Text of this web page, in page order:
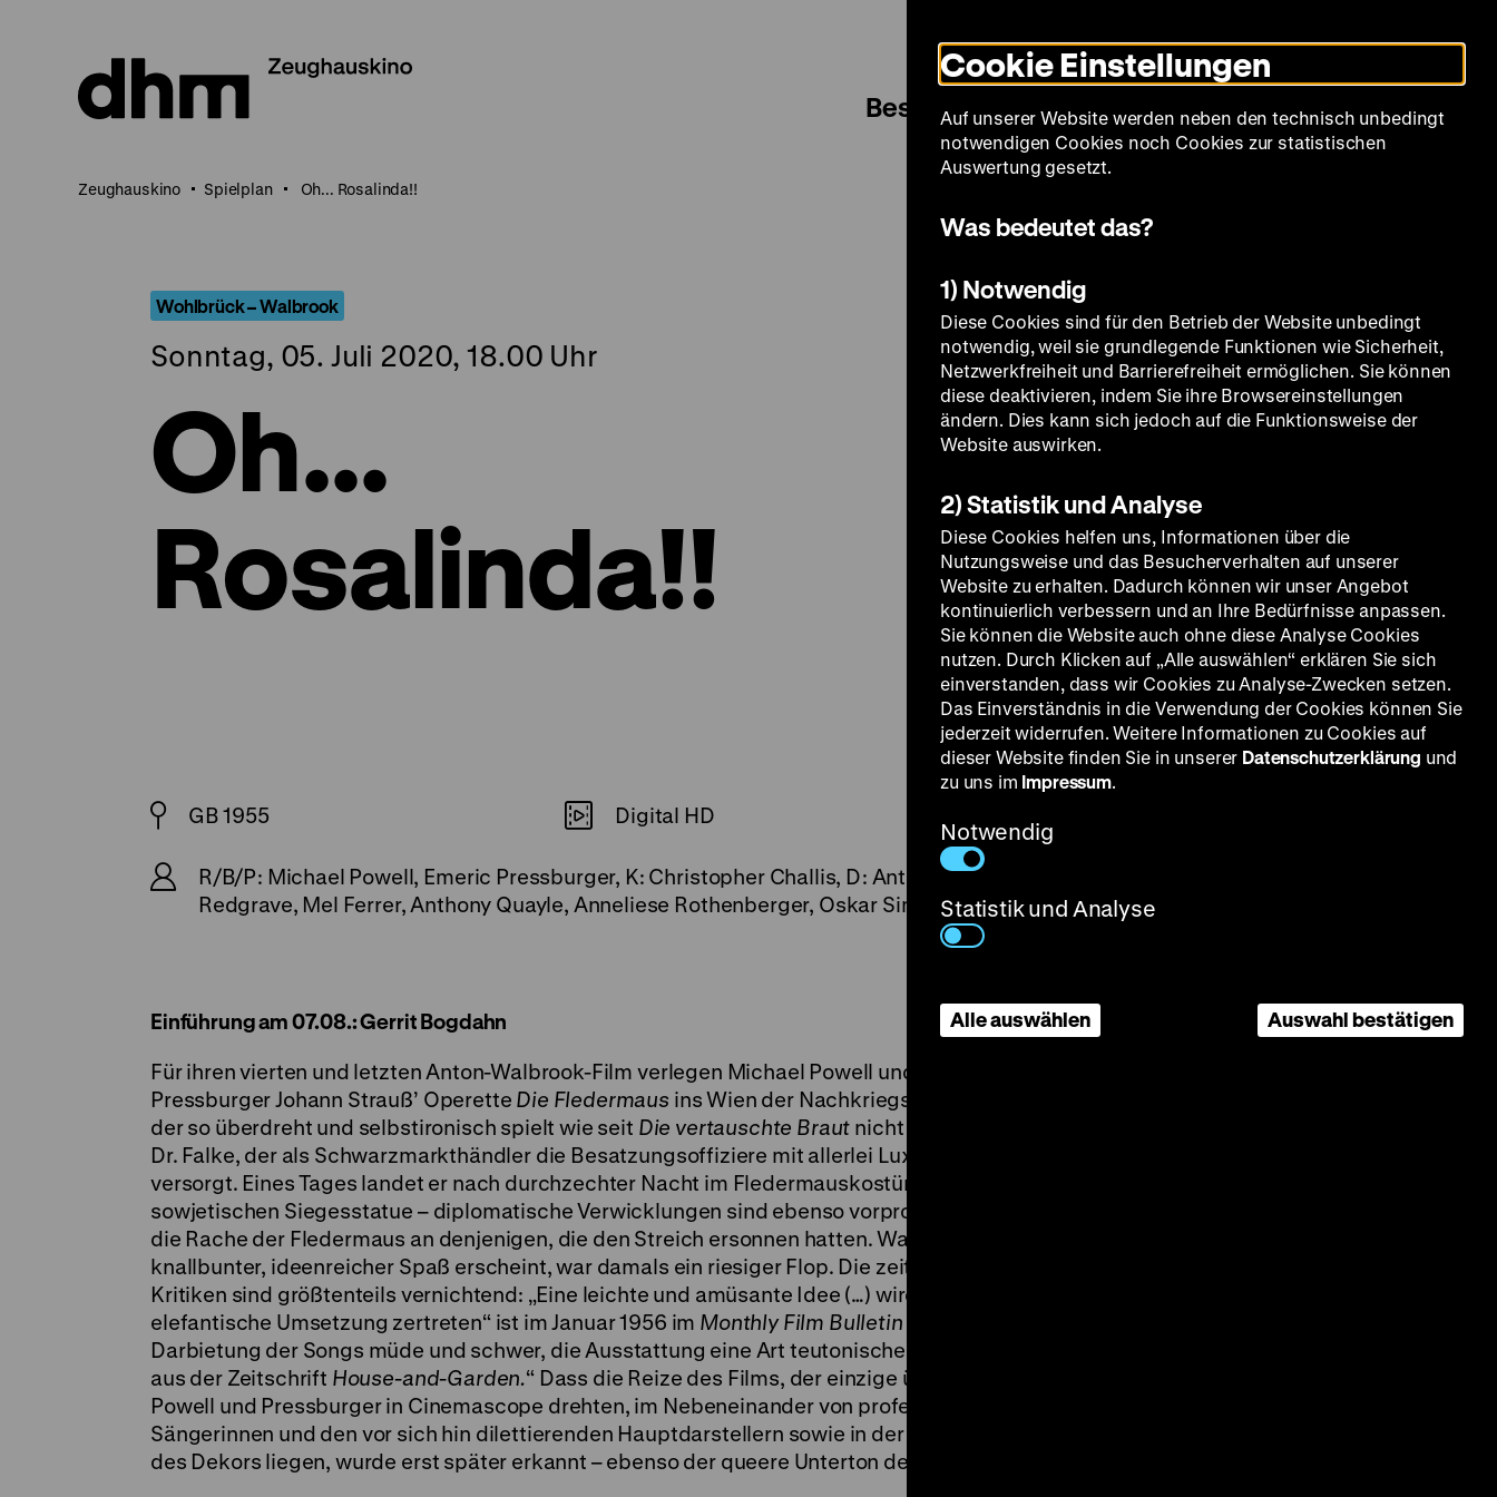
Seiteninhalt
springen
Modus
umschalten
Sprache
Besuch Spielplan Filmreihen Über uns
Zeughauskino Spielplan Oh... Rosalinda!!
Wohlbrück – Walbrook
Sonntag, 05. Juli 2020, 18.00 Uhr
Oh...
Rosalinda!!
GB 1955 Digital HD
R/B/P: Michael Powell, Emeric Pressburger, K: Christopher Challis, D: Anton Walbrook, Ludmilla Tchérina, Michael
Redgrave, Mel Ferrer, Anthony Quayle, Anneliese Rothenberger, Oskar Sima, 105'
Einführung am 07.08.: Gerrit Bogdahn
Für ihren vierten und letzten Anton-Walbrook-Film verlegen Michael Powell und Emeric
Pressburger Johann Strauß’ Operette Die Fledermaus ins Wien der Nachkriegszeit. Wohlbrück,
der so überdreht und selbstironisch spielt wie seit Die vertauschte Braut nicht mehr, ist
Dr. Falke, der als Schwarzmarkthändler die Besatzungsoffiziere mit allerlei Luxusgütern
versorgt. Eines Tages landet er nach durchzechter Nacht im Fledermauskostüm auf der
sowjetischen Siegesstatue – diplomatische Verwicklungen sind ebenso vorprogrammiert wie
die Rache der Fledermaus an denjenigen, die den Streich ersonnen hatten. Was heute wie ein
knallbunter, ideenreicher Spaß erscheint, war damals ein riesiger Flop. Die zeitgenössischen
Kritiken sind größtenteils vernichtend: „Eine leichte und amüsante Idee (…) wird durch
elefantische Umsetzung zertreten“ ist im Januar 1956 im Monthly Film Bulletin
Darbietung der Songs müde und schwer, die Ausstattung eine Art teutonisches Sammelalbum
aus der Zeitschrift House-and-Garden.“ Dass die Reize des Films, der einzige übrigens, den
Powell und Pressburger in Cinemascope drehten, im Nebeneinander von professionellen
Sängerinnen und den vor sich hin dilettierenden Hauptdarstellern sowie in der Künstlichkeit
des Dekors liegen, wurde erst später erkannt – ebenso der queere Unterton des Films.
Cookie Einstellungen
Auf unserer Website werden neben den technisch unbedingt
notwendigen Cookies noch Cookies zur statistischen
Auswertung gesetzt.
Was bedeutet das?
1) Notwendig
Diese Cookies sind für den Betrieb der Website unbedingt
notwendig, weil sie grundlegende Funktionen wie Sicherheit,
Netzwerkfreiheit und Barrierefreiheit ermöglichen. Sie können
diese deaktivieren, indem Sie ihre Browsereinstellungen
ändern. Dies kann sich jedoch auf die Funktionsweise der
Website auswirken.
2) Statistik und Analyse
Diese Cookies helfen uns, Informationen über die
Nutzungsweise und das Besucherverhalten auf unserer
Website zu erhalten. Dadurch können wir unser Angebot
kontinuierlich verbessern und an Ihre Bedürfnisse anpassen.
Sie können die Website auch ohne diese Analyse Cookies
nutzen. Durch Klicken auf „Alle auswählen“ erklären Sie sich
einverstanden, dass wir Cookies zu Analyse-Zwecken setzen.
Das Einverständnis in die Verwendung der Cookies können Sie
jederzeit widerrufen. Weitere Informationen zu Cookies auf
dieser Website finden Sie in unserer Datenschutzerklärung und
zu uns im Impressum.
Notwendig
Statistik und Analyse
Alle auswählen Auswahl bestätigen